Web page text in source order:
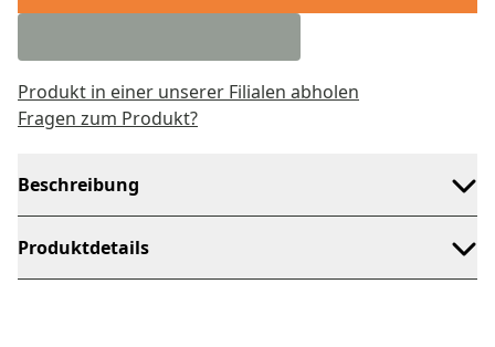
Produkt in einer unserer Filialen abholen
Fragen zum Produkt?
Beschreibung
Produktdetails